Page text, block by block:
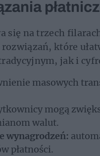
się na trzech
które
jak i
masowych
mogą
walut.
wynagrodzeń:
płatności.